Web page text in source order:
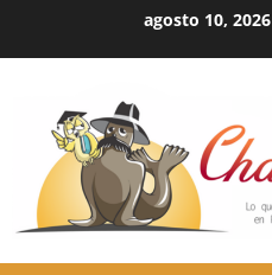
agosto 10, 2026